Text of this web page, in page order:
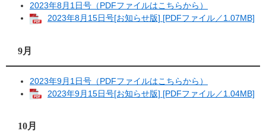
2023年8月1日号（PDFファイルはこちらから）
2023年8月15日号[お知らせ版] [PDFファイル／1.07MB]
9月
2023年9月1日号（PDFファイルはこちらから）
2023年9月15日号[お知らせ版] [PDFファイル／1.04MB]
10月